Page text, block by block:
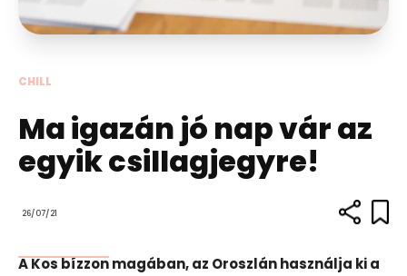
CHILL
Ma igazán jó nap vár az
egyik csillagjegyre!
26/07/21
A Kos bízzon magában, az Oroszlán használja ki a